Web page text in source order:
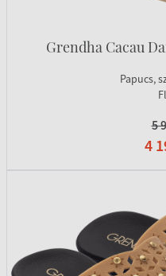
Grendha Cacau
Papucs,
5
4